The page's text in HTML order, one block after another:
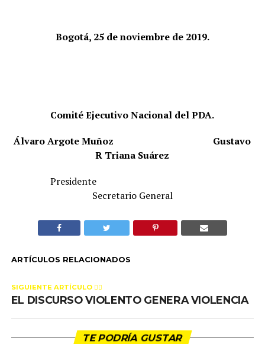
Bogotá, 25 de noviembre de 2019.
Comité Ejecutivo Nacional del PDA.
Álvaro Argote Muñoz
Gustavo
R Triana Suárez
Presidente
Secretario General
ARTÍCULOS RELACIONADOS
SIGUIENTE ARTÍCULO 👈🏻
EL DISCURSO VIOLENTO GENERA VIOLENCIA
TE PODRÍA GUSTAR